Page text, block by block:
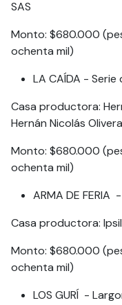
SAS
Monto: $680.000
ochenta mil)
LA CAÍDA -
Casa productora:
Hernán Nicolás
Monto: $680.000
ochenta mil)
ARMA DE
Casa productora:
Monto: $680.000
ochenta mil)
LOS GURÍ -